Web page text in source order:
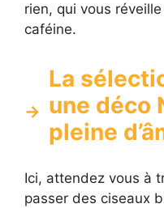
rien, qui vous
caféine.
La
une déco
pleine
Ici, attendez vous à
passer des ciseaux